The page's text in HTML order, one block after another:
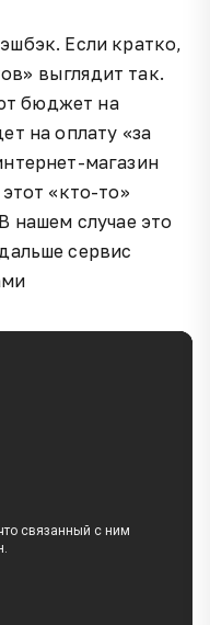
Если кратко,
выглядит так.
бюджет на
на оплату «за
магазин
«кто-то»
нашем случае это
сервис